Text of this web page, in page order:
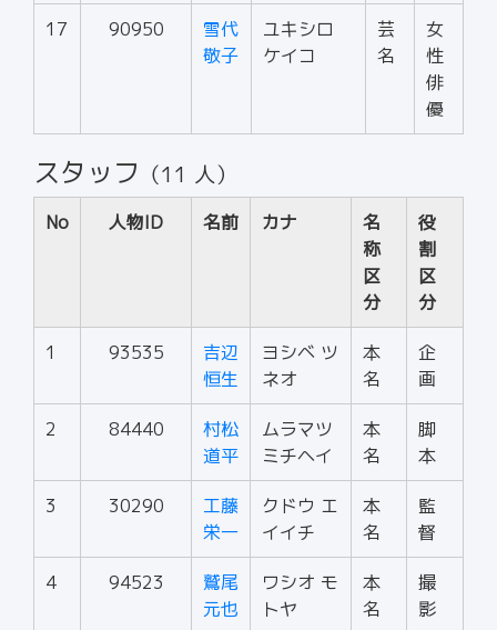
17 90950
雪代
敬子
ユキシロ
ケイコ
芸
名
女
性
俳
優
スタッフ （11 人）
No 人物ID 名前 カナ
名
称
区
分
役
割
区
分
1 93535
吉辺
恒生
ヨシベ ツ
ネオ
本
名
企
画
2 84440
村松
道平
ムラマツ
ミチヘイ
本
名
脚
本
3 30290
工藤
栄一
クドウ エ
イイチ
本
名
監
督
4 94523
鷲尾
元也
ワシオ モ
トヤ
本
名
撮
影